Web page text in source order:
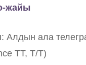
жайы
Алдын ала
TT, T/T)